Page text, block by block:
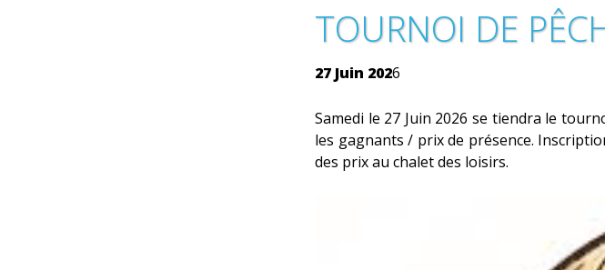
TOURNOI DE
27 Juin 2026
Samedi le 27 Juin 2026 se tiendra le
les gagnants / prix de présence.
des prix au chalet des loisirs.